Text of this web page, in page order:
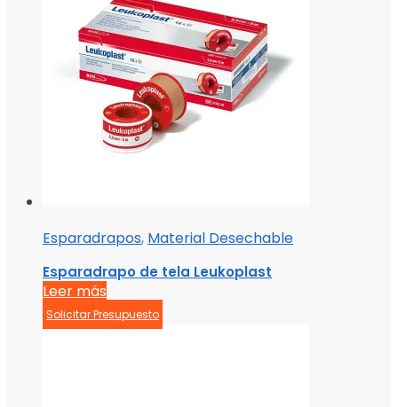
Esparadrapos, Material Desechable
Esparadrapo de tela Leukoplast
Leer más
Solicitar Presupuesto